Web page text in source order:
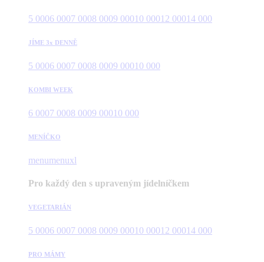
5 0006 0007 0008 0009 00010 00012 00014 000
JÍME 3x DENNĚ
5 0006 0007 0008 0009 00010 000
KOMBI WEEK
6 0007 0008 0009 00010 000
MENÍČKO
menumenuxl
Pro každý den s upraveným jídelníčkem
VEGETARIÁN
5 0006 0007 0008 0009 00010 00012 00014 000
PRO MÁMY